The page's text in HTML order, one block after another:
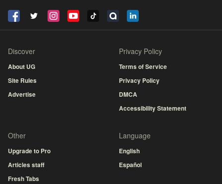
Discover
About UG
Site Rules
Advertise
Privacy Policy
Terms of Service
Privacy Policy
DMCA
Accessibility Statement
Other
Upgrade to Pro
Articles staff
Fresh Tabs
Language
English
Español